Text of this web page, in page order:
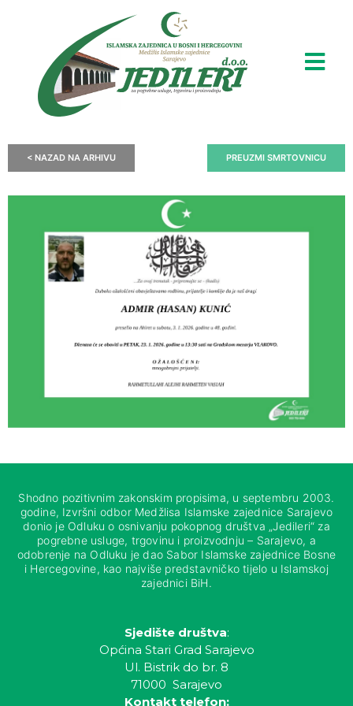
< NAZAD NA ARHIVU PREUZMI SMRTOVNICU
Shodno pozitivnim zakonskim propisima, u septembru 2003.
godine, Izvršni odbor Medžlisa Islamske zajednice Sarajevo
donio je Odluku o osnivanju pokopnog društva „Jedileri“ za
pogrebne usluge, trgovinu i proizvodnju – Sarajevo, a
odobrenje na Odluku je dao Sabor Islamske zajednice Bosne
i Hercegovine, kao najviše predstavničko tijelo u Islamskoj
zajednici BiH.
Sjedište društva:
Općina Stari Grad Sarajevo
Ul. Bistrik do br. 8
71000 Sarajevo
Kontakt telefon: